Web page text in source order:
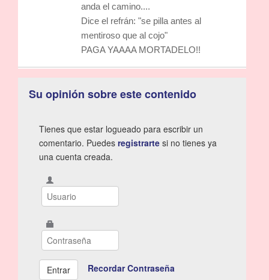
anda el camino....
Dice el refrán: "se pilla antes al
mentiroso que al cojo"
PAGA YAAAA MORTADELO!!
Su opinión sobre este contenido
Tienes que estar logueado para escribir un
comentario. Puedes registrarte si no tienes ya
una cuenta creada.
Recordar Contraseña